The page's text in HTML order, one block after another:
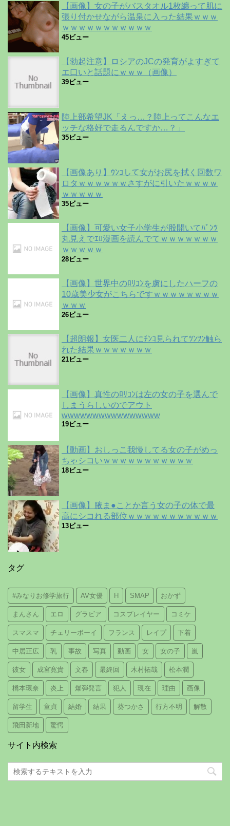
【画像】女の子がバスタオル1枚纏って肌に
張り付かせながら温泉に入った結果ｗｗｗ
ｗｗｗｗｗｗｗｗｗｗｗ
45ビュー
【勃起注意】ロシアのJCの発育がよすぎて
エ口いと話題にｗｗｗ（画像）
39ビュー
陸上部希望JK「えっ…？陸上ってこんなエ
ッチな格好で走るんですか…？」
35ビュー
【画像あり】ｳﾝｺして女がお尻を拭く回数ワ
ロタｗｗｗｗｗｗさすがに引いたｗｗｗｗ
ｗｗｗｗｗ
35ビュー
【画像】可愛い女子小学生が股開いてﾊﾟﾝﾂ
丸見えでｴﾛ漫画を読んでてｗｗｗｗｗｗｗ
ｗｗｗｗｗ
28ビュー
【画像】世界中のﾛﾘｺﾝを虜にしたハーフの
10歳美少女がこちらですｗｗｗｗｗｗｗｗ
ｗｗｗ
26ビュー
【超朗報】女医二人にﾁﾝｺ見られてﾂﾝﾂﾝ触ら
れた結果ｗｗｗｗｗｗｗ
21ビュー
【画像】真性のﾛﾘｺﾝは左の女の子を選んで
しまうらしいのでアウト
wwwwwwwwwwwwwwww
19ビュー
【動画】おしっこ我慢してる女の子がめっ
ちゃシコいｗｗｗｗｗｗｗｗｗｗｗ
18ビュー
【画像】腋ま●ことか言う女の子の体で最
高にシコれる部位ｗｗｗｗｗｗｗｗｗｗｗ
13ビュー
タグ
#みなりお修学旅行 AV女優 H SMAP おかず
まんさん エロ グラビア コスプレイヤー コミケ
スマスマ チェリーボーイ フランス レイプ 下着
中居正広 乳 事故 写真 動画 女 女の子 嵐
彼女 成宮寛貴 文春 最終回 木村拓哉 松本潤
橋本環奈 炎上 爆弾発言 犯人 現在 理由 画像
留学生 童貞 結婚 結果 葵つかさ 行方不明 解散
飛田新地 驚愕
サイト内検索